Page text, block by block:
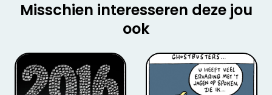
Misschien interesseren deze jou
ook